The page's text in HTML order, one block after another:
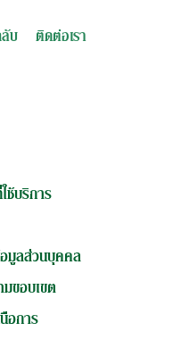
บ ติดต่อเรา
ช้บริการ
มูลส่วนบุคคล
ขอบเขต
อการ